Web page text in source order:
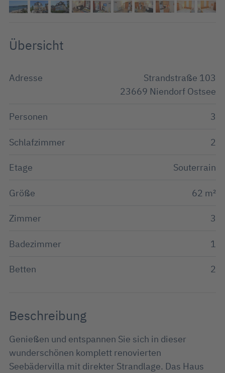
Übersicht
Adresse
Strandstraße 103
23669 Niendorf Ostsee
Personen 3
Schlafzimmer 2
Etage Souterrain
Größe 62 m²
Zimmer 3
Badezimmer 1
Betten 2
Beschreibung
Genießen und entspannen Sie sich in dieser
wunderschönen komplett renovierten
Seebädervilla mit direkter Strandlage. Das Haus